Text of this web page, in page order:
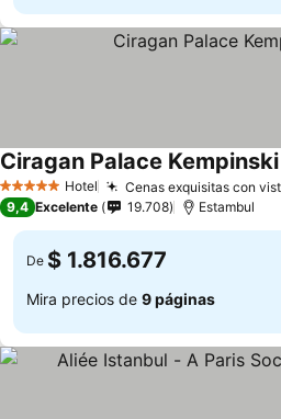
5 Estrellas Hotel Cenas exquisitas con
Ciragan Palace
9,4 Excelente 19.708 Estambul
De $ 1.816.677
Mira precios de 9 páginas